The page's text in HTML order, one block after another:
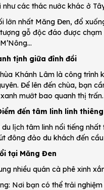
như các thác nước khác ở
lớn nhất Măng Đen, đổ
gỗ độc đáo được
tịnh giữa đỉnh đồi
Khánh Lâm là công
Để lên đến chùa, bạn
mướt bao quanh thị trấn.
đến tâm linh linh thiêng
lịch tâm linh nổi tiếng
đông đảo du khách đến
tại Măng Đen
nhiều quán cà phê xinh
Nơi bạn có thể trải